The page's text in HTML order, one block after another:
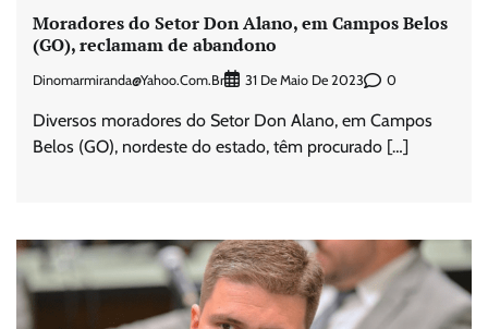
Moradores do Setor Don Alano, em Campos Belos
(GO), reclamam de abandono
Dinomarmiranda@yahoo.com.br 31 De Maio De 2023 0
Diversos moradores do Setor Don Alano, em Campos
Belos (GO), nordeste do estado, têm procurado […]